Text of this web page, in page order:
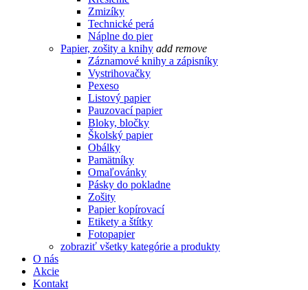
Zmizíky
Technické perá
Náplne do pier
Papier, zošity a knihy add remove
Záznamové knihy a zápisníky
Vystrihovačky
Pexeso
Listový papier
Pauzovací papier
Bloky, bločky
Školský papier
Obálky
Pamätníky
Omaľovánky
Pásky do pokladne
Zošity
Papier kopírovací
Etikety a štítky
Fotopapier
zobraziť všetky kategórie a produkty
O nás
Akcie
Kontakt